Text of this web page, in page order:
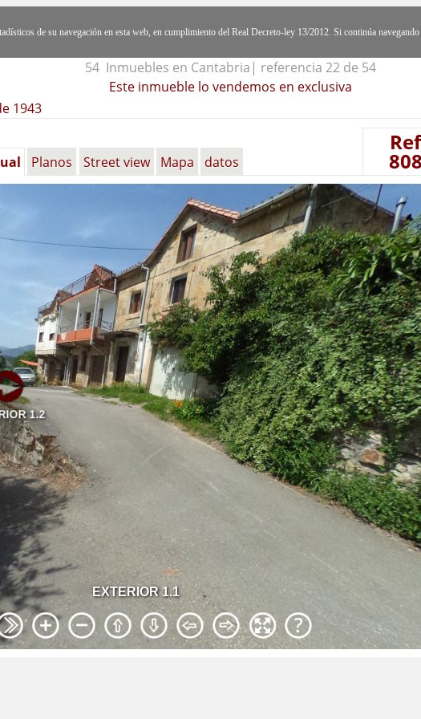
de su navegación en esta web, en cumplimiento del Real Decreto-ley 13/2012. Si continúa
1943
54 Inmuebles en Cantabria| referencia 22 de 54
Este inmueble lo vendemos en exclusiva
Planos Street view Mapa datos